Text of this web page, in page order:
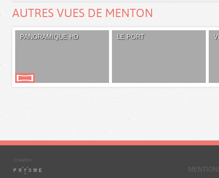
AUTRES VUES DE MENTON
PANORAMIQUE HD LE PORT